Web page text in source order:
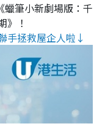
蠟筆小新劇場版：千
》！
手拯救屋企人啦↓